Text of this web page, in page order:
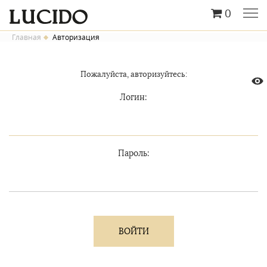
0
Главная Авторизация
Пожалуйста, авторизуйтесь:
Логин:
Пароль: